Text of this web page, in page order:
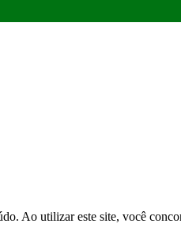
Ao utilizar este site, você